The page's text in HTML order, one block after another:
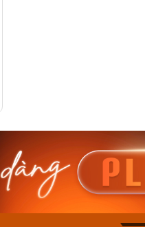
Casio
230EL-
Mua